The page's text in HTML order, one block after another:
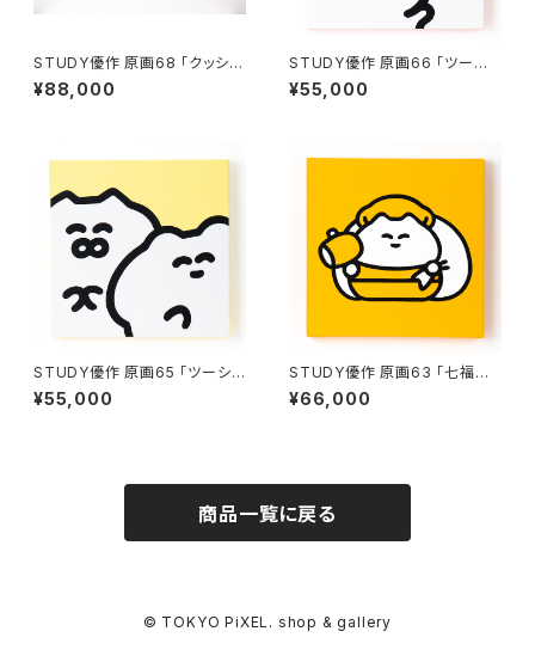
STUDY優作 原画68 「クッショ
ン」
¥88,000
STUDY優作 原画66 「ツーショ
ット（赤）」
¥55,000
STUDY優作 原画65 「ツーショ
ット（黄）」
¥55,000
STUDY優作 原画63 「七福神・
大黒天」
¥66,000
商品一覧に戻る
© TOKYO PiXEL. shop & gallery